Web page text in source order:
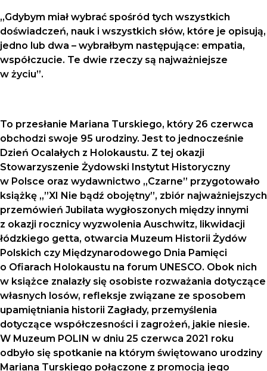
„Gdybym miał wybrać spośród tych wszystkich
doświadczeń, nauk i wszystkich słów, które je opisują,
jedno lub dwa – wybrałbym następujące: empatia,
współczucie. Te dwie rzeczy są najważniejsze
w życiu”.
To przesłanie Mariana Turskiego, który 26 czerwca
obchodzi swoje 95 urodziny. Jest to jednocześnie
Dzień Ocalałych z Holokaustu. Z tej okazji
Stowarzyszenie Żydowski Instytut Historyczny
w Polsce oraz wydawnictwo „Czarne” przygotowało
książkę „”XI Nie bądź obojętny”, zbiór najważniejszych
przemówień Jubilata wygłoszonych między innymi
z okazji rocznicy wyzwolenia Auschwitz, likwidacji
łódzkiego getta, otwarcia Muzeum Historii Żydów
Polskich czy Międzynarodowego Dnia Pamięci
o Ofiarach Holokaustu na forum UNESCO. Obok nich
w książce znalazły się osobiste rozważania dotyczące
własnych losów, refleksje związane ze sposobem
upamiętniania historii Zagłady, przemyślenia
dotyczące współczesności i zagrożeń, jakie niesie.
W Muzeum POLIN w dniu 25 czerwca 2021 roku
odbyło się spotkanie na którym świętowano urodziny
Mariana Turskiego połączone z promocją jego